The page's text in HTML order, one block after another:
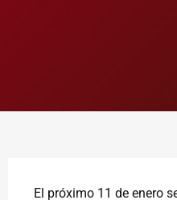
El próximo 11 de enero